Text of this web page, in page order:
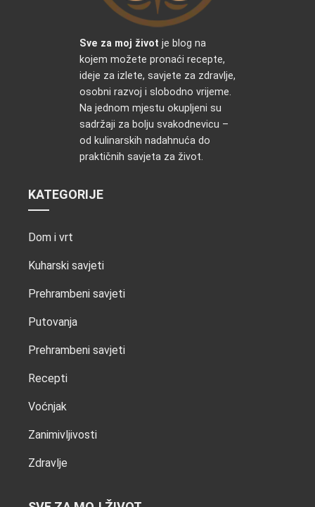
Sve za moj život je blog na
kojem možete pronaći recepte,
ideje za izlete, savjete za zdravlje,
osobni razvoj i slobodno vrijeme.
Na jednom mjestu okupljeni su
sadržaji za bolju svakodnevicu –
od kulinarskih nadahnuća do
praktičnih savjeta za život.
KATEGORIJE
Dom i vrt
Kuharski savjeti
Prehrambeni savjeti
Putovanja
Prehrambeni savjeti
Recepti
Voćnjak
Zanimivljivosti
Zdravlje